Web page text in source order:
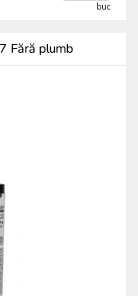
buc
Fără plumb